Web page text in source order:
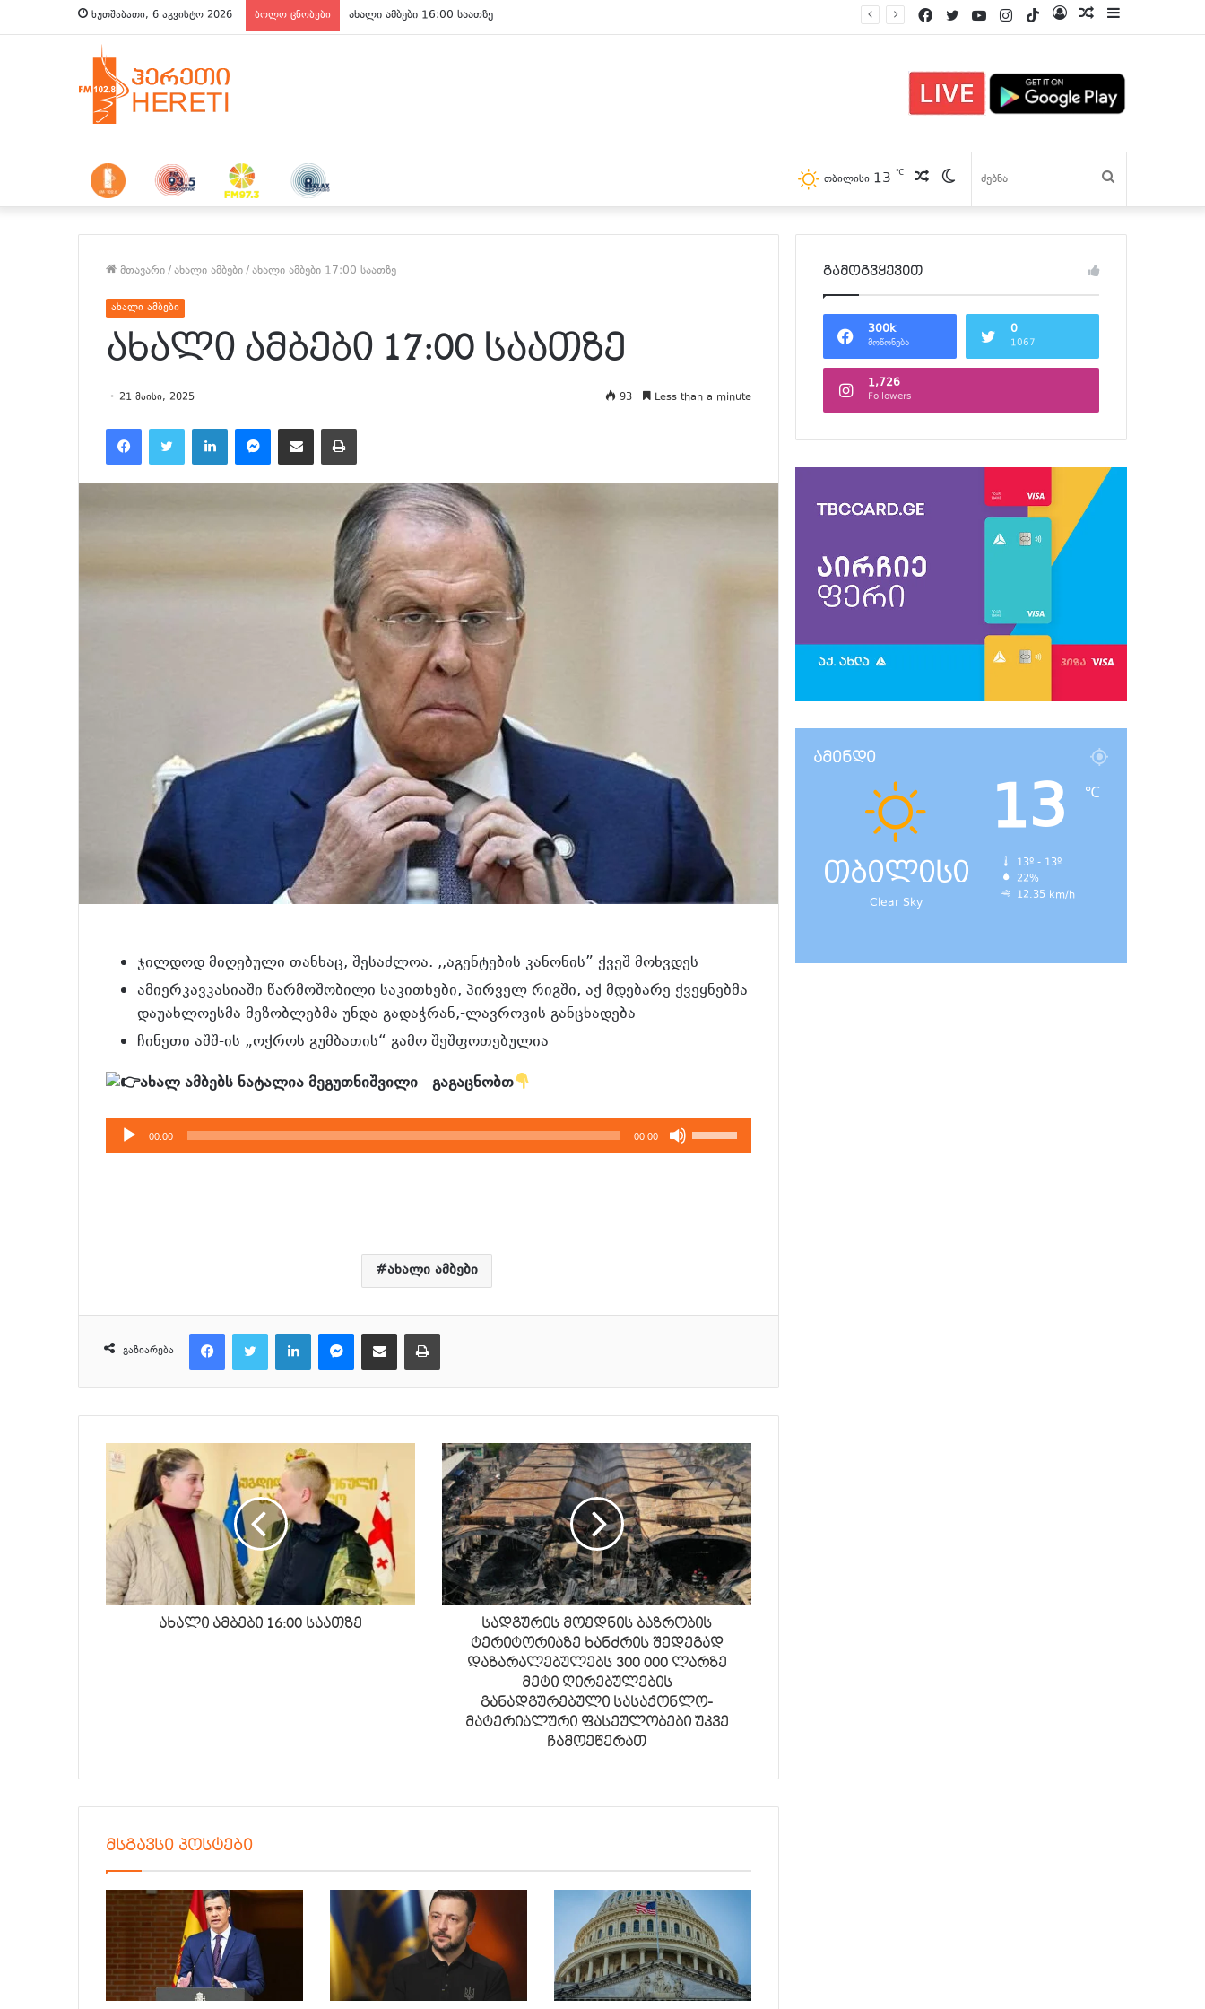
ხუთშაბათი, 6 აგვისტო 2026 ბოლო ცნობები ახალი ამბები 15:00 საათზე პოსტები
Log
TikTok
Instagram
YouTube
Twitter
Facebook
Switch
skin
პოსტები
თბილისი 13 ℃
მთავარი/ახალი ამბები/ახალი ამბები 17:00 საათზე
ახალი ამბები
ახალი ამბები 17:00 საათზე
21 მაისი, 2025 93 Less than a minute
ჯილდოდ მიღებული თანხაც, შესაძლოა. ,,აგენტების კანონის” ქვეშ მოხვდეს
ამიერკავკასიაში წარმოშობილი საკითხები, პირველ რიგში, აქ მდებარე ქვეყნებმა
დაუახლოესმა მეზობლებმა უნდა გადაჭრან,-ლავროვის განცხადება
ჩინეთი აშშ-ის „ოქროს გუმბათის“ გამო შეშფოთებულია
ახალ ამბებს ნატალია მეგუთნიშვილი გაგაცნობთ
აუდიო
დამკვრელი
00:00 00:00
გამოიყენეთ
კლავჲშები
მოსაკლებად.
ახალი ამბები
გაზიარება
ახალი ამბები 16:00 საათზე
სადგურის მოედნის ბაზრობის
ტერიტორიაზე ხანძრის შედეგად
დაზარალებულებს 300 000 ლარზე
მეტი ღირებულების
განადგურებული სასაქონლო-
მატერიალური ფასეულობები უკვე
ჩამოეწერათ
მსგავსი პოსტები
გამოგვყევით
300k
მოწონება
0
1067
1,726
Followers
ამინდი
თბილისი
Clear Sky
13 ℃
13º - 13º
22%
12.35 km/h